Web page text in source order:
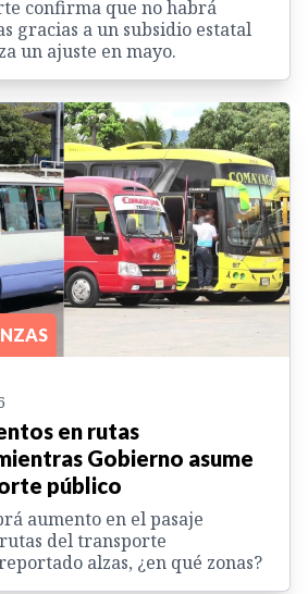
confirma que no habrá
gracias a un subsidio estatal
un ajuste en mayo.
en rutas
Gobierno asume
público
aumento en el pasaje
del transporte
alzas, ¿en qué zonas?